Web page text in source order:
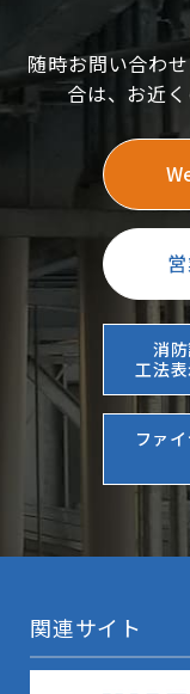
随時お問い合わ
合は、お近
消
工法
ファ
関連サイト